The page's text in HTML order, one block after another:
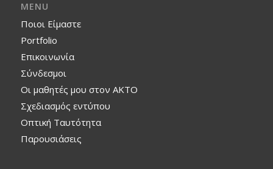
MENU
Ποιοι Είμαστε
Portfolio
Επικοινωνία
Σύνδεσμοι
Οι μαθητές μου στον ΑΚΤΟ
Σχεδιασμός εντύπου
Οπτική Ταυτότητα
Παρουσιάσεις